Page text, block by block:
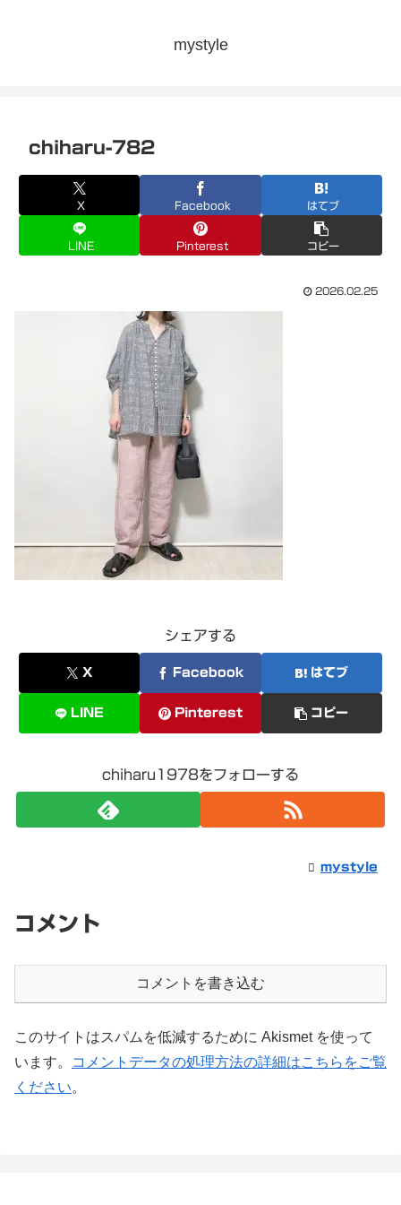
mystyle
chiharu-782
X Facebook はてブ
LINE Pinterest コピー
2026.02.25
シェアする
X Facebook はてブ
LINE Pinterest コピー
chiharu1978をフォローする
mystyle
コメント
コメントを書き込む
このサイトはスパムを低減するために Akismet を使って
います。
コメントデータの処理方法の詳細はこちらをご覧
ください。